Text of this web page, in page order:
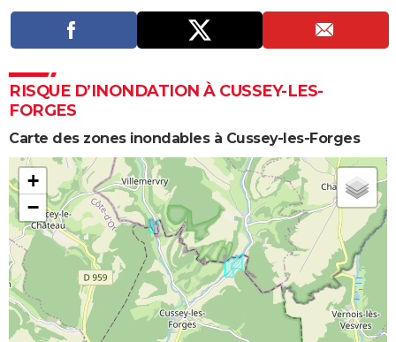
Bricolage
Lifestyle
Culture
Sport
Auto
Television
Voyage
Cinema
RISQUE D’INONDATION À CUSSEY-LES-
FORGES
Carte des zones inondables à Cussey-les-Forges
+
−